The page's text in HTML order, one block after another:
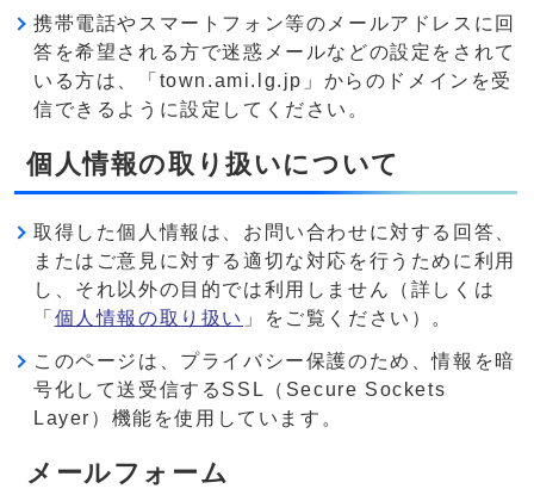
携帯電話やスマートフォン等のメールアドレスに回
答を希望される方で迷惑メールなどの設定をされて
いる方は、「town.ami.lg.jp」からのドメインを受
信できるように設定してください。
個人情報の取り扱いについて
取得した個人情報は、お問い合わせに対する回答、
またはご意見に対する適切な対応を行うために利用
し、それ以外の目的では利用しません（詳しくは
「 個人情報の取り扱い 」をご覧ください）。
このページは、プライバシー保護のため、情報を暗
号化して送受信するSSL（Secure Sockets
Layer）機能を使用しています。
メールフォーム